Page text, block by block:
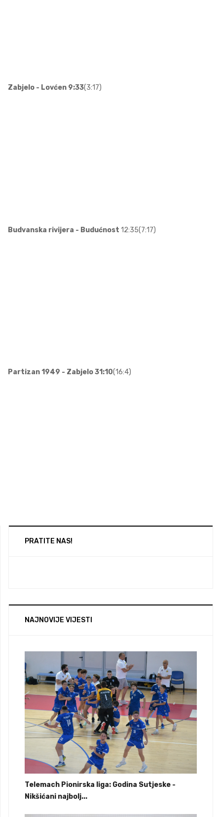
Zabjelo - Lovćen 9:33(3:17)
Budvanska rivijera - Budućnost 12:35(7:17)
Partizan 1949 - Zabjelo 31:10(16:4)
PRATITE NAS!
NAJNOVIJE VIJESTI
Telemach Pionirska liga: Godina Sutjeske -
Nikšićani najbolj...